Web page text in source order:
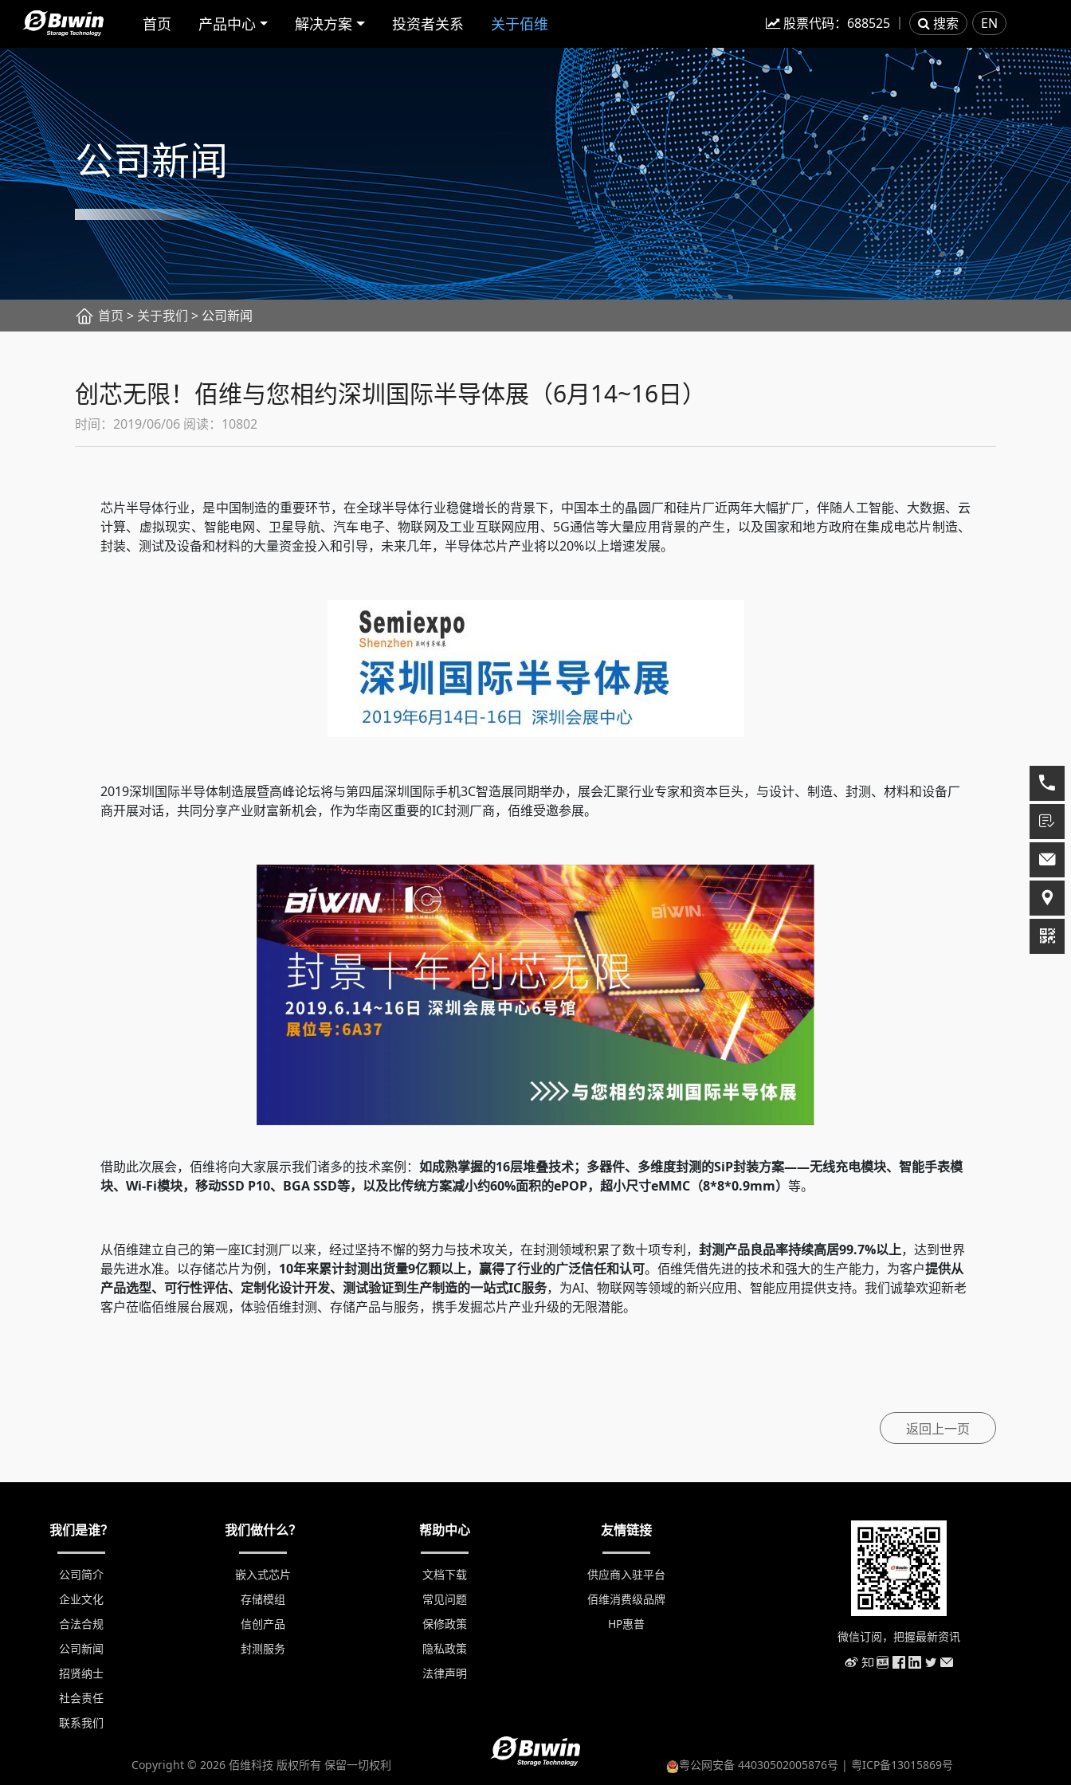
首页 产品中心 解决方案 投资者关系 关于佰维 股票代码： 688525 搜索 EN
公司新闻
首页 > 关于我们 > 公司新闻
创芯无限！佰维与您相约深圳国际半导体展（6月14~16日）
时间：2019/06/06 阅读：10802
芯片半导体行业，是中国制造的重要环节，在全球半导体行业稳健增长的背景下，中国本土的晶圆厂和硅片厂近两年大幅扩厂，伴随人工智能、大数据、云
计算、虚拟现实、智能电网、卫星导航、汽车电子、物联网及工业互联网应用、5G通信等大量应用背景的产生，以及国家和地方政府在集成电芯片制造、
封装、测试及设备和材料的大量资金投入和引导，未来几年，半导体芯片产业将以20%以上增速发展。
2019深圳国际半导体制造展暨高峰论坛将与第四届深圳国际手机3C智造展同期举办，展会汇聚行业专家和资本巨头，与设计、制造、封测、材料和设备厂
商开展对话，共同分享产业财富新机会，作为华南区重要的IC封测厂商，佰维受邀参展。
借助此次展会，佰维将向大家展示我们诸多的技术案例： 如成熟掌握的16层堆叠技术； 多器件、多维度封测的SiP封装方案——无线充电模块、智能手表模
块、Wi-Fi模块，移动SSD P10、BGA SSD等，以及比传统方案减小约60%面积的ePOP，超小尺寸eMMC（8*8*0.9mm） 等。
从佰维建立自己的第一座IC封测厂以来，经过坚持不懈的努力与技术攻关，在封测领域积累了数十项专利， 封测产品良品率持续高居99.7%以上，达到世界
最先进水准。以存储芯片为例， 10年来累计封测出货量9亿颗以上，赢得了行业的广泛信任和认可。佰维凭借先进的技术和强大的生产能力，为客户提供从
产品选型、可行性评估、定制化设计开发、测试验证到生产制造的一站式IC服务，为AI、物联网等领域的新兴应用、智能应用提供支持。我们诚挚欢迎新老
客户莅临佰维展台展观，体验佰维封测、存储产品与服务，携手发掘芯片产业升级的无限潜能。
返回上一页
我们是谁？
公司简介
企业文化
合法合规
公司新闻
招贤纳士
社会责任
联系我们
我们做什么？
嵌入式芯片
存储模组
信创产品
封测服务
帮助中心
文档下载
常见问题
保修政策
隐私政策
法律声明
友情链接
供应商入驻平台
佰维消费级品牌
HP惠普
微信订阅，把握最新资讯
Copyright © 2026 佰维科技 版权所有 保留一切权利 粤公网安备 44030502005876号 |粤ICP备13015869号